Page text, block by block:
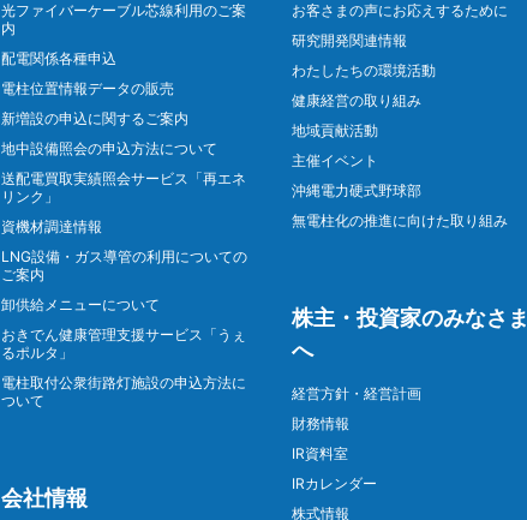
光ファイバーケーブル芯線利用のご案
内
配電関係各種申込
電柱位置情報データの販売
新増設の申込に関するご案内
地中設備照会の申込方法について
送配電買取実績照会サービス「再エネ
リンク」
資機材調達情報
LNG設備・ガス導管の利用についての
ご案内
卸供給メニューについて
おきでん健康管理支援サービス「うぇ
るポルタ」
電柱取付公衆街路灯施設の申込方法に
ついて
会社情報
お客さまの声にお応えするために
研究開発関連情報
わたしたちの環境活動
健康経営の取り組み
地域貢献活動
主催イベント
沖縄電力硬式野球部
無電柱化の推進に向けた取り組み
株主・投資家のみなさま
へ
経営方針・経営計画
財務情報
IR資料室
IRカレンダー
株式情報